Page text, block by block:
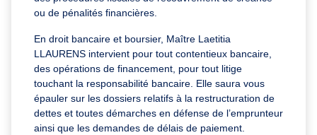
ou de pénalités financières.
En droit bancaire et boursier, Maître Laetitia
LLAURENS intervient pour tout contentieux bancaire,
des opérations de financement, pour tout litige
touchant la responsabilité bancaire. Elle saura vous
épauler sur les dossiers relatifs à la restructuration de
dettes et toutes démarches en défense de l’emprunteur
ainsi que les demandes de délais de paiement.